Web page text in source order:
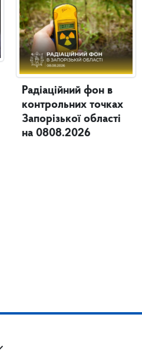
Радіаційний фон в
контрольних точках
Запорізької області
на 0808.2026